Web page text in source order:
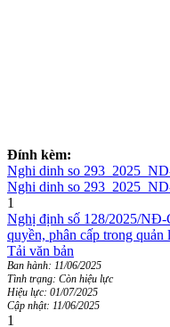
Đính kèm:
Nghi dinh so
Nghi dinh so
1
Nghị định số 128/2025/NĐ-
quyền, phân cấp trong
Tải văn bản
Ban hành: 11/06/2025
Tình trạng: Còn hiệu lực
Hiệu lực: 01/07/2025
Cập nhật: 11/06/2025
1